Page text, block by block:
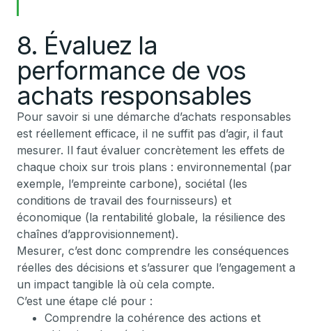
8. Évaluez la
performance de vos
achats responsables
Pour savoir si une démarche d’achats responsables
est réellement efficace, il ne suffit pas d’agir, il faut
mesurer. Il faut évaluer concrètement les effets de
chaque choix sur trois plans : environnemental (par
exemple, l’empreinte carbone), sociétal (les
conditions de travail des fournisseurs) et
économique (la rentabilité globale, la résilience des
chaînes d’approvisionnement).
Mesurer, c’est donc comprendre les conséquences
réelles des décisions et s’assurer que l’engagement a
un impact tangible là où cela compte.
C’est une étape clé pour :
Comprendre la cohérence des actions et